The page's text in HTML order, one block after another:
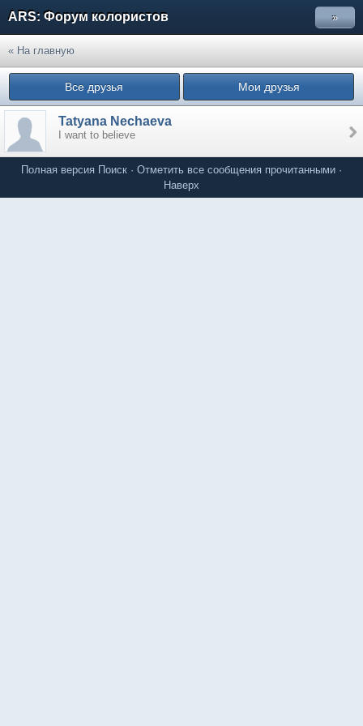
ARS: Форум колористов »
« На главную
Все друзья Мои друзья
Tatyana Nechaeva
I want to believe
Полная версия Поиск · Отметить все сообщения прочитанными ·
Наверх